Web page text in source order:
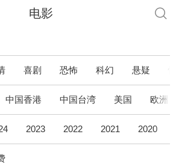
电影
喜剧 恐怖 科幻 悬疑
中国香港 中国台湾 美国 欧洲
2023 2022 2021 2020